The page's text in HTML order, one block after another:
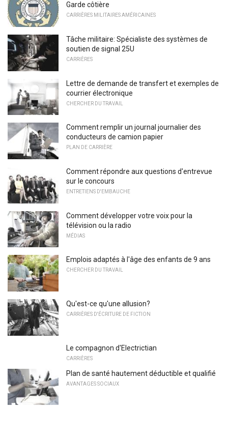
Garde côtière
CARRIÈRES MILITAIRES AMÉRICAINES
Tâche militaire: Spécialiste des systèmes de
soutien de signal 25U
CARRIÈRES
Lettre de demande de transfert et exemples de
courrier électronique
CHERCHER DU TRAVAIL
Comment remplir un journal journalier des
conducteurs de camion papier
PLAN DE CARRIÈRE
Comment répondre aux questions d'entrevue
sur le concours
ENTRETIENS D'EMBAUCHE
Comment développer votre voix pour la
télévision ou la radio
MÉDIAS
Emplois adaptés à l'âge des enfants de 9 ans
CHERCHER DU TRAVAIL
Qu'est-ce qu'une allusion?
CARRIÈRES D'ÉCRITURE DE FICTION
Le compagnon d'Electrictian
CARRIÈRES
Plan de santé hautement déductible et qualifié
AVANTAGES SOCIAUX